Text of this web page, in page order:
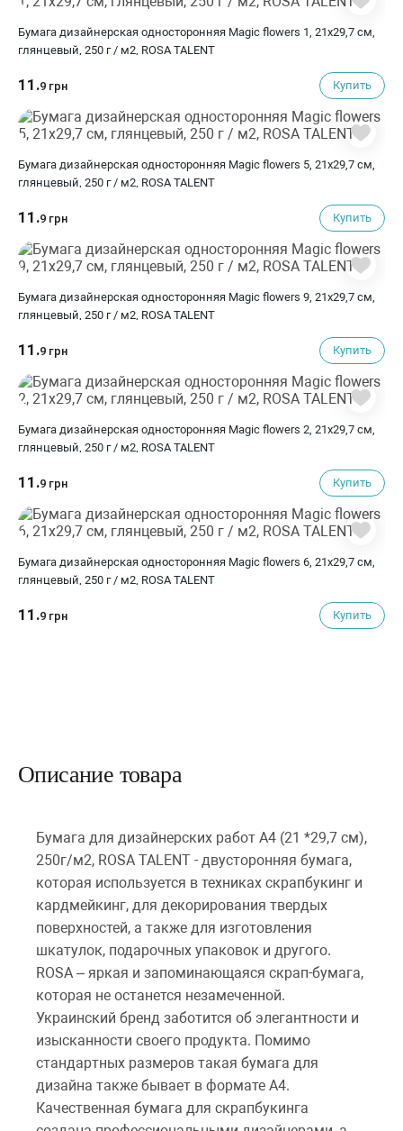
Бумага дизайнерская односторонняя Magic flowers 1, 21х29,7 см,
глянцевый, 250 г / м2, ROSA TALENT
11.9 грн Купить
Бумага дизайнерская односторонняя Magic flowers 5, 21х29,7 см,
глянцевый, 250 г / м2, ROSA TALENT
11.9 грн Купить
Бумага дизайнерская односторонняя Magic flowers 9, 21х29,7 см,
глянцевый, 250 г / м2, ROSA TALENT
11.9 грн Купить
Бумага дизайнерская односторонняя Magic flowers 2, 21х29,7 см,
глянцевый, 250 г / м2, ROSA TALENT
11.9 грн Купить
Бумага дизайнерская односторонняя Magic flowers 6, 21х29,7 см,
глянцевый, 250 г / м2, ROSA TALENT
11.9 грн Купить
Описание товара
Бумага для дизайнерских работ А4 (21 *29,7 см),
250г/м2, ROSA TALENT - двусторонняя бумага,
которая используется в техниках скрапбукинг и
кардмейкинг, для декорирования твердых
поверхностей, а также для изготовления
шкатулок, подарочных упаковок и другого.
ROSA – яркая и запоминающаяся скрап-бумага,
которая не останется незамеченной.
Украинский бренд заботится об элегантности и
изысканности своего продукта. Помимо
стандартных размеров такая бумага для
дизайна также бывает в формате А4.
Качественная бумага для скрапбукинга